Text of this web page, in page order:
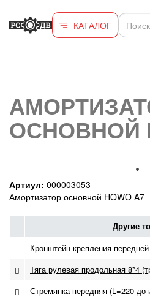
КАТАЛОГ
ОСНОВНОЙ
Артиул: 000003053
Амортизатор основной HOWO A7
Другие
Кронштейн крепления
Тяга рулевая продольная 8*4
Стремянка передняя (L=220 до